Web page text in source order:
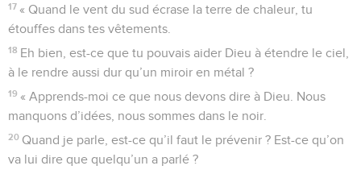
17 « Quand le vent du sud écrase la terre de chaleur, tu
étouffes dans tes vêtements.
18 Eh bien, est-ce que tu pouvais aider Dieu à étendre le ciel,
à le rendre aussi dur qu’un miroir en métal ?
19 « Apprends-moi ce que nous devons dire à Dieu. Nous
manquons d’idées, nous sommes dans le noir.
20 Quand je parle, est-ce qu’il faut le prévenir ? Est-ce qu’on
va lui dire que quelqu’un a parlé ?